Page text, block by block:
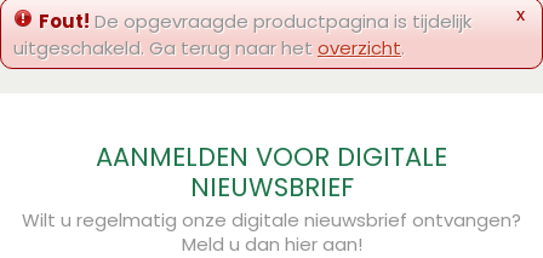
x
Fout!De opgevraagde productpagina is tijdelijk
uitgeschakeld. Ga terug naar hetoverzicht.
AANMELDEN VOOR DIGITALE
NIEUWSBRIEF
Wilt u regelmatig onze digitale nieuwsbrief ontvangen?
Meld u dan hier aan!